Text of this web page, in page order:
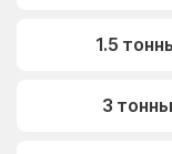
1.5
3 тонны